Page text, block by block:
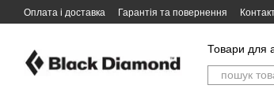
Перейти до основного контенту
Оплата і доставка Гарантія та повернення
Товари для